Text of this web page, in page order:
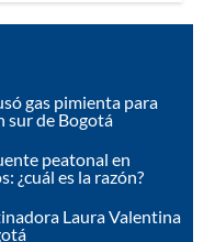
gas pimienta para
sur de Bogotá
peatonal en
¿cuál es la razón?
Laura Valentina